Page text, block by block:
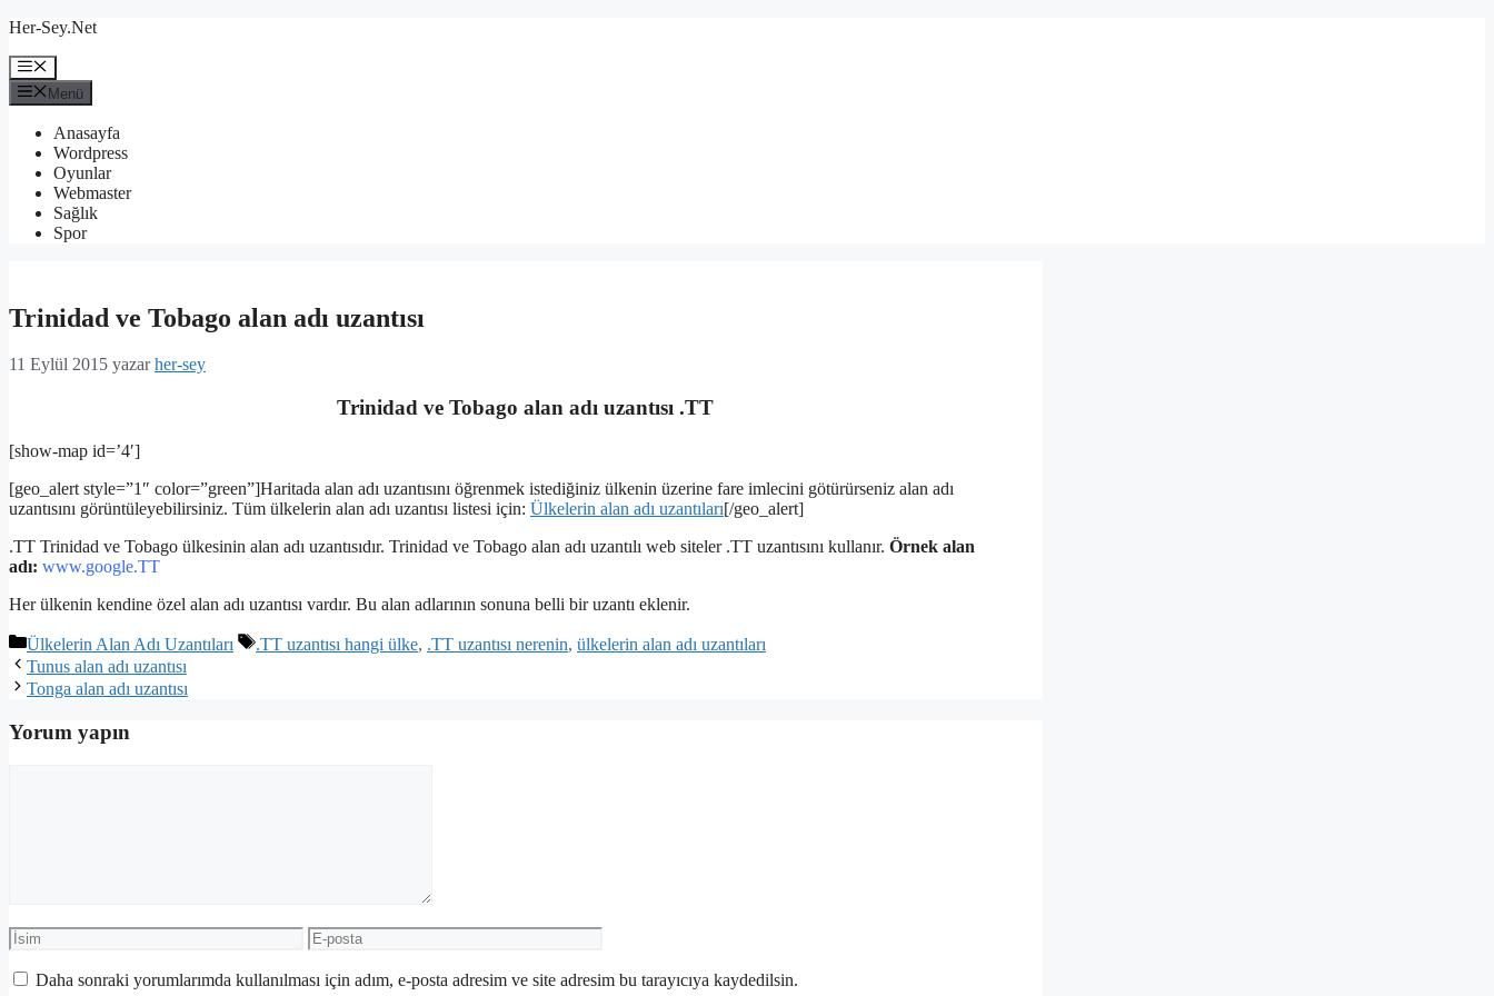
İçeriğe
Her-Sey.Net
Menü
Menü
Anasayfa
Wordpress
Oyunlar
Webmaster
Sağlık
Spor
Trinidad ve Tobago alan adı uzantısı
11 Eylül 2015 yazarher-sey
Trinidad ve Tobago alan adı uzantısı .TT
[show-map id=’4′]
[geo_alert style=”1″ color=”green”]Haritada alan adı uzantısını öğrenmek istediğiniz ülkenin üzerine fare imlecini götürürseniz alan adı
uzantısını görüntüleyebilirsiniz. Tüm ülkelerin alan adı uzantısı listesi için: Ülkelerin alan adı uzantıları[/geo_alert]
.TT Trinidad ve Tobago ülkesinin alan adı uzantısıdır. Trinidad ve Tobago alan adı uzantılı web siteler .TT uzantısını kullanır. Örnek alan
adı: www.google.TT
Her ülkenin kendine özel alan adı uzantısı vardır. Bu alan adlarının sonuna belli bir uzantı eklenir.
Kategoriler
Ülkelerin Alan Adı Uzantıları Etiketler
.TT uzantısı hangi ülke, .TT uzantısı nerenin, ülkelerin alan adı uzantıları
Tunus alan adı uzantısı
Tonga alan adı uzantısı
Yorum yapın
İsim
E-
posta
Daha sonraki yorumlarımda kullanılması için adım, e-posta adresim ve site adresim bu tarayıcıya kaydedilsin.